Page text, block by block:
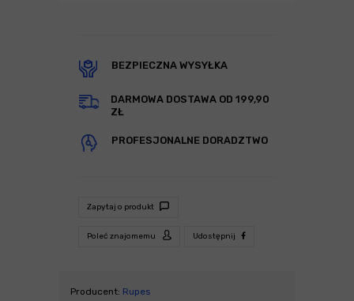
BEZPIECZNA WYSYŁKA
DARMOWA DOSTAWA OD 199,90
ZŁ
PROFESJONALNE DORADZTWO
Zapytaj o produkt
Poleć znajomemu Udostępnij
Producent: Rupes